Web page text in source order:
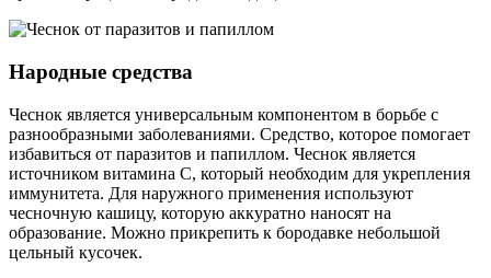
Народные средства
Чеснок является универсальным компонентом в борьбе с
разнообразными заболеваниями. Средство, которое помогает
избавиться от паразитов и папиллом. Чеснок является
источником витамина С, который необходим для укрепления
иммунитета. Для наружного применения используют
чесночную кашицу, которую аккуратно наносят на
образование. Можно прикрепить к бородавке небольшой
цельный кусочек.